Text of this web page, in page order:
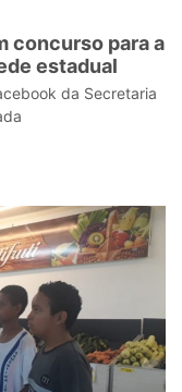
concurso para a
estadual
da Secretaria